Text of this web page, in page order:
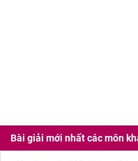
Bài giải mới nhất các môn